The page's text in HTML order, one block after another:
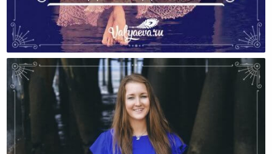
Целомудрие До Свадьбы